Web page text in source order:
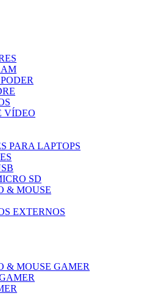
VÍDEO
PARA LAPTOPS
SD
& MOUSE
EXTERNOS
& MOUSE GAMER